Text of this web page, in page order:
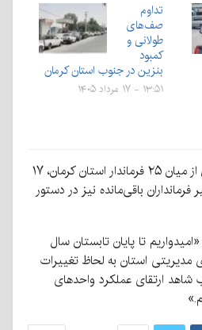
تداوم
صف‌های
طولانی و
کمبود
بنزین در جنوب استان کرمان
۱۳:۵۱ - ۱۷ مرداد ۱۴۰۵
طالبی در ادامه گفت: تاکنون از میان ۲۵ فرماندار استان کرمان، ۱۷
باقی‌مانده نیز در دستور
تا پایان تابستان سال
استان به لحاظ تغییرات
ارتقای عملکرد واحدهای